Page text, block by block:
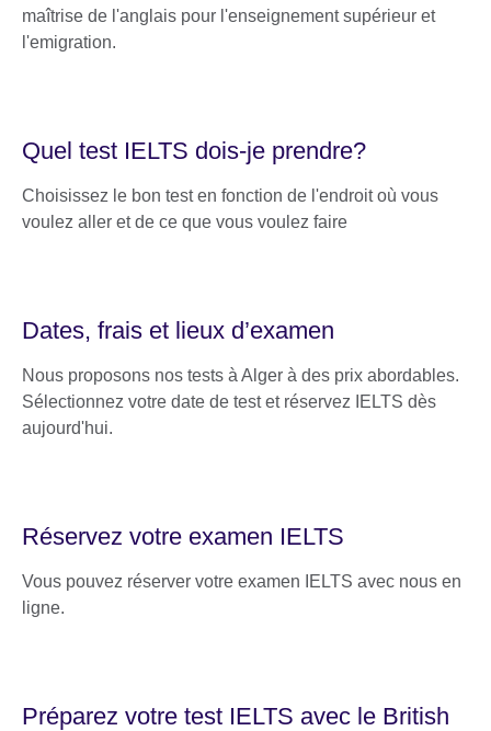
maîtrise de l'anglais pour l'enseignement supérieur et
l'emigration.
Quel test IELTS dois-je prendre?
Choisissez le bon test en fonction de l'endroit où vous
voulez aller et de ce que vous voulez faire
Dates, frais et lieux d’examen
Nous proposons nos tests à Alger à des prix abordables.
Sélectionnez votre date de test et réservez IELTS dès
aujourd'hui.
Réservez votre examen IELTS
Vous pouvez réserver votre examen IELTS avec nous en
ligne.
Préparez votre test IELTS avec le British